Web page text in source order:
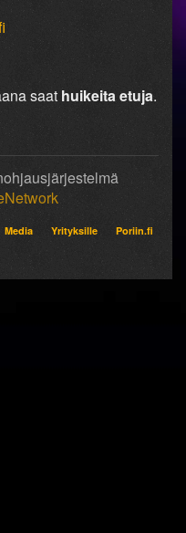
saat huikeita etuja.
Media Yrityksille Poriin.fi